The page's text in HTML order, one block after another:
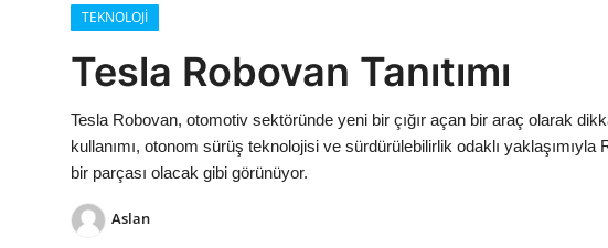
İŞ BİRLİĞİ
TEKNOLOJİ
Tesla Robovan Tanıtımı
Tesla Robovan, otomotiv sektöründe yeni bir çığır açan bir araç olarak
kullanımı, otonom sürüş teknolojisi ve sürdürülebilirlik odaklı
bir parçası olacak gibi görünüyor.
Aslan